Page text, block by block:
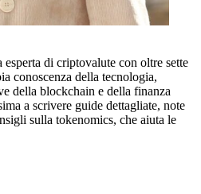
di criptovalute con oltre sette
conoscenza della tecnologia,
della blockchain e della finanza
a scrivere guide dettagliate, note
sulla tokenomics, che aiuta le